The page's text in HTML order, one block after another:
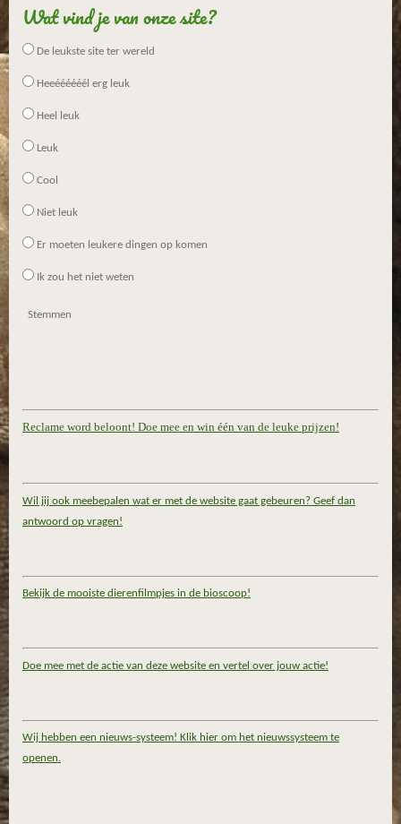
Wat vind je van onze site?
De leukste site ter wereld
Heeéééééél erg leuk
Heel leuk
Leuk
Cool
Niet leuk
Er moeten leukere dingen op komen
Ik zou het niet weten
Stemmen
Reclame word beloont! Doe mee en win één van de leuke prijzen!
Wil jij ook meebepalen wat er met de website gaat gebeuren? Geef dan
antwoord op vragen!
Bekijk de mooiste dierenfilmpjes in de bioscoop!
Doe mee met de actie van deze website en vertel over jouw actie!
Wij hebben een nieuws-systeem! Klik hier om het nieuwssysteem te
openen.